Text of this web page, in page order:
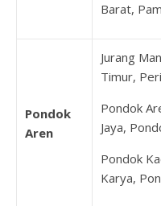
Barat,
Pondok
Aren
Jurang
Timur,
Pondok
Jaya,
Pondok
Karya,